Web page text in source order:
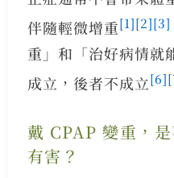
伴隨輕微增重[1][2][3]
重」和「治好病情就
成立，後者不成立[6]
戴 CPAP 變重，
有害？